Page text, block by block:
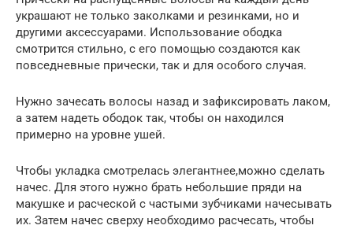
украшают не только заколками и резинками, но и
другими аксессуарами. Использование ободка
смотрится стильно, с его помощью создаются как
повседневные прически, так и для особого случая.
Нужно зачесать волосы назад и зафиксировать лаком,
а затем надеть ободок так, чтобы он находился
примерно на уровне ушей.
Чтобы укладка смотрелась элегантнее,можно сделать
начес. Для этого нужно брать небольшие пряди на
макушке и расческой с частыми зубчиками начесывать
их. Затем начес сверху необходимо расчесать, чтобы